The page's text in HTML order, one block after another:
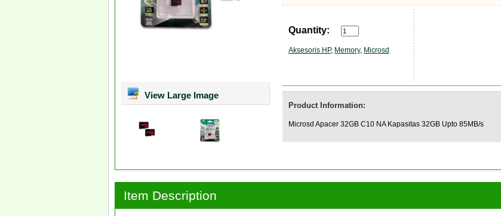
View Large Image
Quantity:
Aksesoris HP, Memory, Microsd
Product Information:
Microsd Apacer 32GB C10 NA Kapasitas 32GB Upto 85MB/s
Item Description